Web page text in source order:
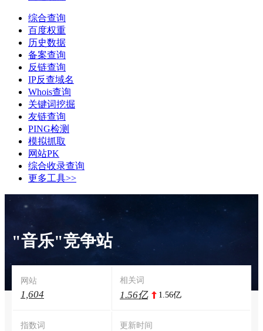
综合查询
百度权重
历史数据
备案查询
反链查询
IP反查域名
Whois查询
关键词挖掘
友链查询
PING检测
模拟抓取
网站PK
综合收录查询
更多工具>>
"音乐"竞争站
网站
1,604
相关词
1.56亿 1.56亿
指数词 更新时间